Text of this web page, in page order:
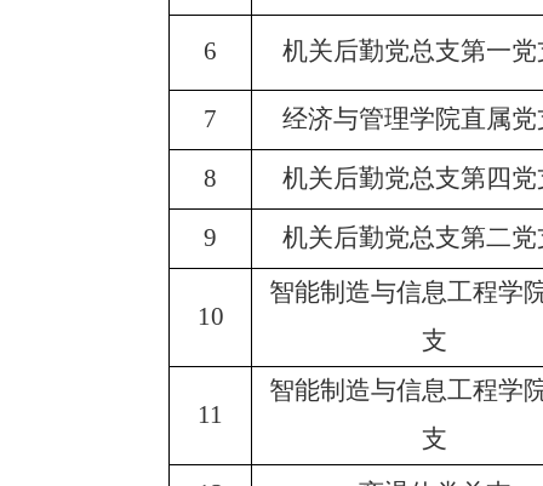
6 机关后勤党总支第一党
7 经济与管理学院直属党
8 机关后勤党总支第四党
9 机关后勤党总支第二党
10
智能制造与信息工程学
支
11
智能制造与信息工程学
支